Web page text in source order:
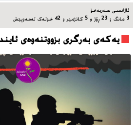
ئاژانسی سه‌ربه‌خۆ
3 مانگ و 23 ڕۆژ و 5 کاتژمێر و 42 خوله‌ک له‌مه‌وپێش‌
یه‌که‌ی به‌رگری بزووتنه‌وه‌ی